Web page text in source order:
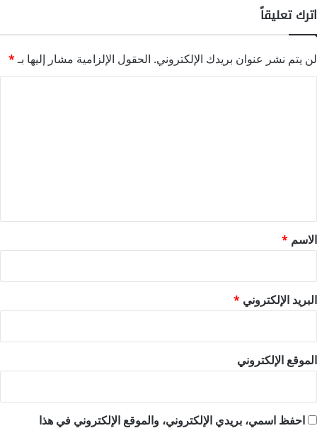
اترك تعليقاً
لن يتم نشر عنوان بريدك الإلكتروني. الحقول الإلزامية مشار إليها بـ*
*
الاسم *
البريد الإلكتروني *
الموقع الإلكتروني
احفظ اسمي، بريدي الإلكتروني، والموقع الإلكتروني في هذا